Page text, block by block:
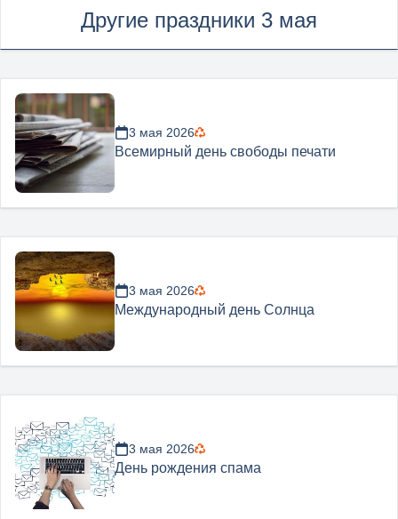
Другие праздники 3 мая
3 мая 2026
Всемирный день свободы печати
3 мая 2026
Международный день Солнца
3 мая 2026
День рождения спама